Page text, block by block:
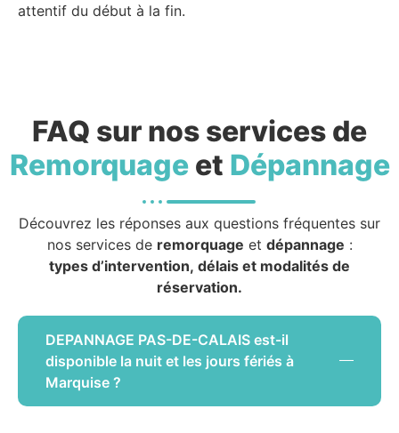
attentif du début à la fin.
FAQ sur nos services de
Remorquageet Dépannage
Découvrez les réponses aux questions fréquentes sur
nos services de remorquage et dépannage :
types d’intervention, délais et modalités de
réservation.
DEPANNAGE PAS-DE-CALAIS est-il
disponible la nuit et les jours fériés à
Marquise ?